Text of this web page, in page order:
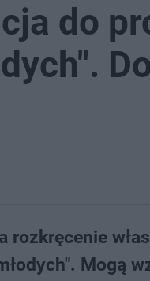
do
rozkręcenie
Mogą